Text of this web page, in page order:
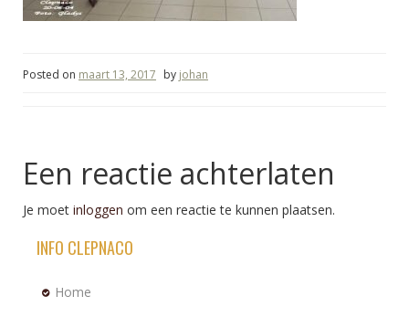
Posted on maart 13, 2017 by johan
Een reactie achterlaten
Je moet inloggen om een reactie te kunnen plaatsen.
INFO CLEPNACO
Home